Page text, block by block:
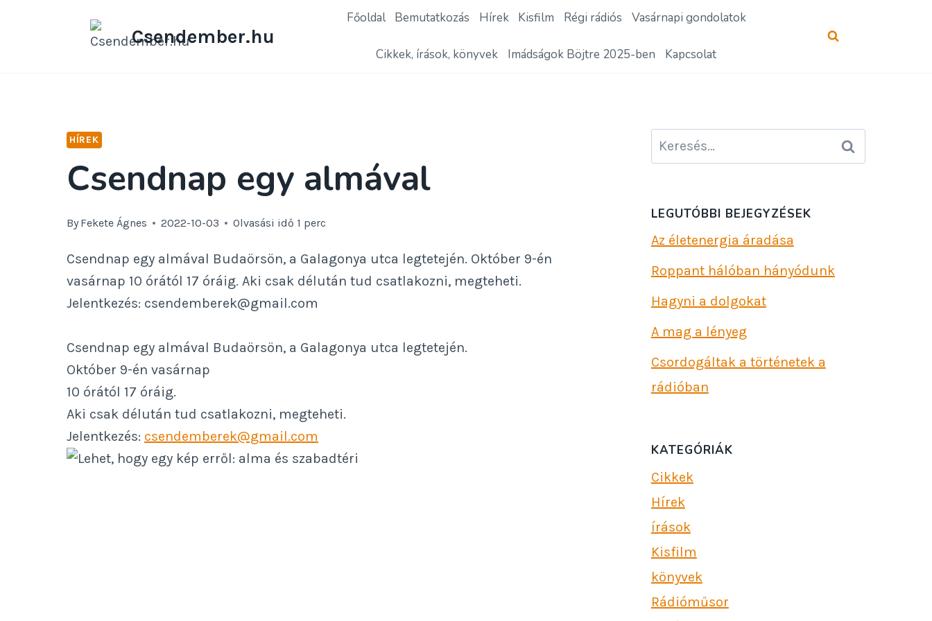
Csendember.hu
Főoldal Bemutatkozás Hírek Kisfilm Régi rádiós Vasárnapi gondolatok
Cikkek, írások, könyvek Imádságok Böjtre 2025-ben Kapcsolat
HÍREK
Csendnap egy almával
By Fekete Ágnes 2022-10-03 Olvasási idő 1 perc
Csendnap egy almával Budaörsön, a Galagonya utca legtetején. Október 9-én
vasárnap 10 órától 17 óráig. Aki csak délután tud csatlakozni, megteheti.
Jelentkezés: csendemberek@gmail.com
Csendnap egy almával Budaörsön, a Galagonya utca legtetején.
Október 9-én vasárnap
10 órától 17 óráig.
Aki csak délután tud csatlakozni, megteheti.
Jelentkezés: csendemberek@gmail.com
Keresés:
LEGUTÓBBI BEJEGYZÉSEK
Az életenergia áradása
Roppant hálóban hányódunk
Hagyni a dolgokat
A mag a lényeg
Csordogáltak a történetek a
rádióban
KATEGÓRIÁK
Cikkek
Hírek
írások
Kisfilm
könyvek
Rádióműsor